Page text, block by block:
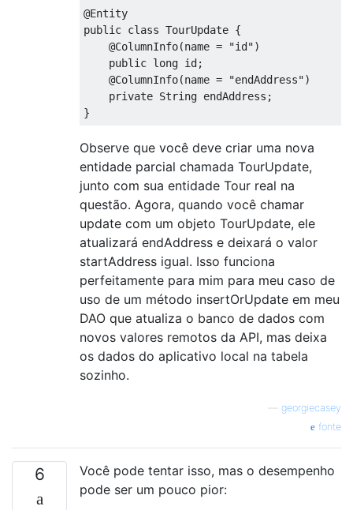
@Entity
public class TourUpdate {
@ColumnInfo(name = "id")
public long id;
@ColumnInfo(name = "endAddress")
private String endAddress ;
}
Observe que você deve criar uma nova
entidade parcial chamada TourUpdate,
junto com sua entidade Tour real na
questão. Agora, quando você chamar
update com um objeto TourUpdate, ele
atualizará endAddress e deixará o valor
startAddress igual. Isso funciona
perfeitamente para mim para meu caso de
uso de um método insertOrUpdate em meu
DAO que atualiza o banco de dados com
novos valores remotos da API, mas deixa
os dados do aplicativo local na tabela
sozinho.
georgiecasey
fonte
6
Você pode tentar isso, mas o desempenho
pode ser um pouco pior: